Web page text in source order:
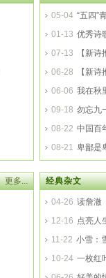
05-04 “五四”
少年！
01-13 优秀诗
07-13
【新
首）
06-28
【新
首）
06-06 我在秋
09-18 勿忘九
大屠杀》
08-22 中国百
08-21 卑鄙是
更多... 经典杂文
04-26 读詹澈
12-16 点亮人
11-22 小雪：
10-24 一枚红